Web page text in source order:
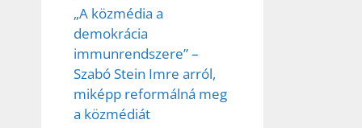
„A közmédia a
demokrácia
immunrendszere” –
Szabó Stein Imre arról,
miképp reformálná meg
a közmédiát